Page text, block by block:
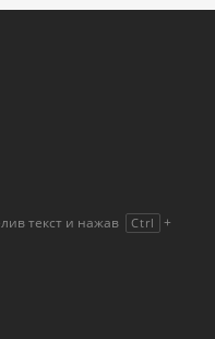
текст и нажав Ctrl +